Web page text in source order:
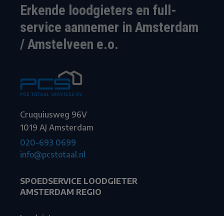
Erkende loodgieters en full-
service aannemer in Amsterdam
/ Amstelveen e.o.
Cruquiusweg 96V
1019 AJ Amsterdam
020-693 0699
info@pcstotaal.nl
SPOEDSERVICE LOODGIETER
AMSTERDAM REGIO